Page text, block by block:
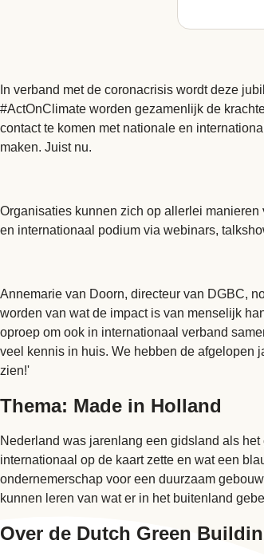
In verband met de coronacrisis wordt deze
#ActOnClimate worden gezamenlijk de
contact te komen met nationale en
maken. Juist nu.
Organisaties kunnen zich op allerlei
en internationaal podium via webinars,
Annemarie van Doorn, directeur van DGBC,
worden van wat de impact is van menselijk
oproep om ook in internationaal verband
veel kennis in huis. We hebben de afgelopen
zien!'
Thema: Made in Holland
Nederland was jarenlang een gidsland als
internationaal op de kaart zette en wat een
ondernemerschap voor een duurzaam
kunnen leren van wat er in het buitenland
Over de Dutch Green